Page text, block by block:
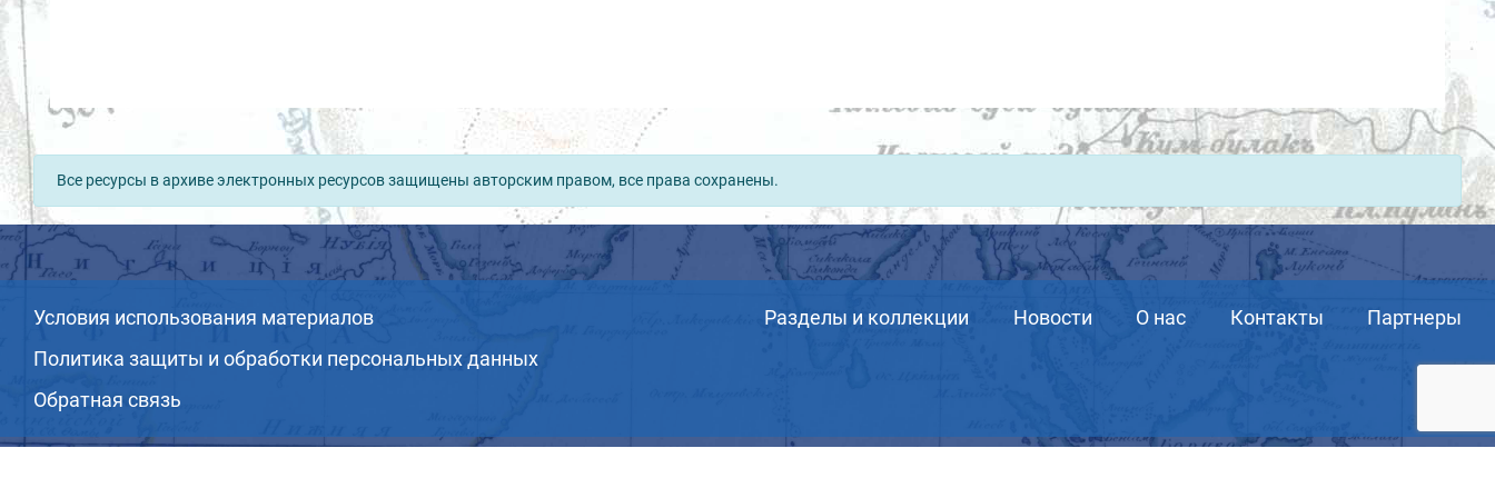
Все ресурсы в архиве электронных ресурсов защищены авторским правом, все права сохранены.
Условия использования материалов
Политика защиты и обработки персональных данных
Обратная связь
Разделы и коллекции Новости О нас Контакты Партнеры